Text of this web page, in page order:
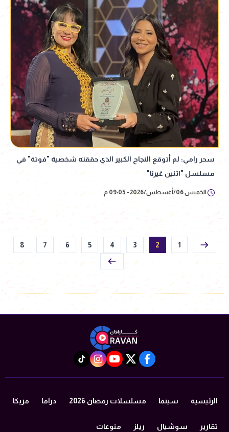
سحر رامي: لم أتوقع النجاح الكبير الذي حققته شخصية "فوتة" في
مسلسل "اتنين غيرنا"
الخميس 06/أغسطس/2026 - 09:05 م
1
2
3
4
5
6
7
8
facebook
twitter
youtube
instagram
tiktok
الرئيسية سينما مسلسلات رمضان 2026 دراما مزيكا
تقارير سوشيال ريلز منوعات